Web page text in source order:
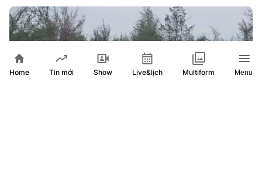
Home Tin mới Show Live&lịch Multiform Menu